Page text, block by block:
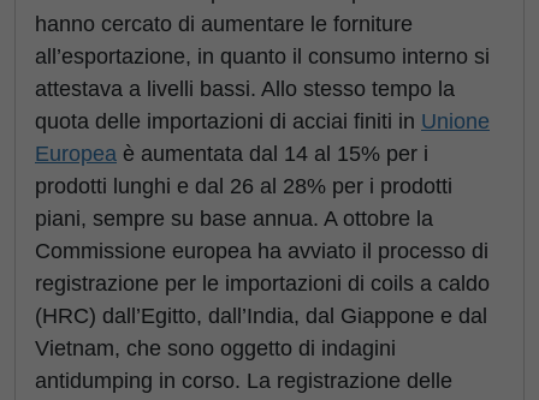
hanno cercato di aumentare le forniture
all’esportazione, in quanto il consumo interno si
attestava a livelli bassi. Allo stesso tempo la
quota delle importazioni di acciai finiti in Unione
Europea è aumentata dal 14 al 15% per i
prodotti lunghi e dal 26 al 28% per i prodotti
piani, sempre su base annua. A ottobre la
Commissione europea ha avviato il processo di
registrazione per le importazioni di coils a caldo
(HRC) dall’Egitto, dall’India, dal Giappone e dal
Vietnam, che sono oggetto di indagini
antidumping in corso. La registrazione delle